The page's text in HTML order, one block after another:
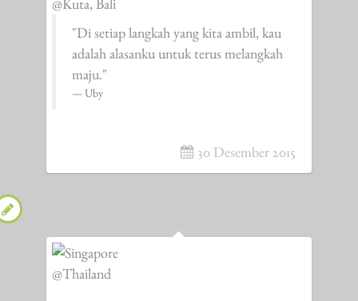
@Kuta, Bali
"Di setiap langkah yang kita ambil, kau
adalah alasanku untuk terus melangkah
maju."
Uby
30 Desember 2015
@Thailand